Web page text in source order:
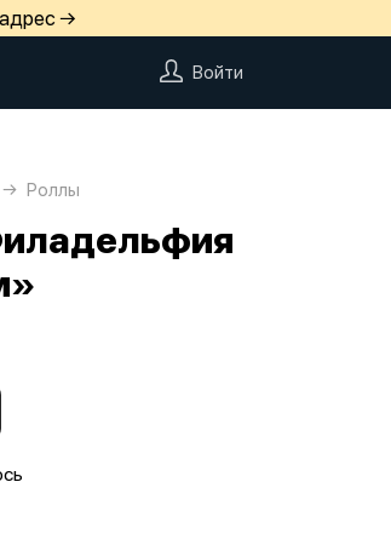
→
Войти
Роллы